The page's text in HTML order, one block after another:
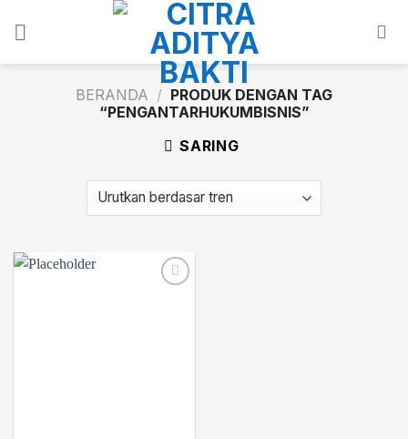
BERANDA / PRODUK DENGAN TAG
“PENGANTARHUKUMBISNIS”
SARING